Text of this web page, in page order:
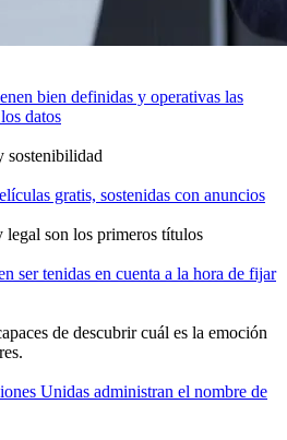
bien definidas y operativas las
datos
sostenibilidad
gratis, sostenidas con anuncios
son los primeros títulos
ser tenidas en cuenta a la hora de fijar
de descubrir cuál es la emoción
Unidas administran el nombre de